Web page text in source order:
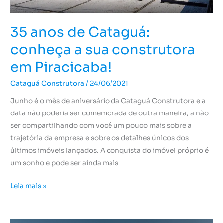
35 anos de Cataguá:
conheça a sua construtora
em Piracicaba!
Cataguá Construtora / 24/06/2021
Junho é o mês de aniversário da Cataguá Construtora e a
data não poderia ser comemorada de outra maneira, a não
ser compartilhando com você um pouco mais sobre a
trajetória da empresa e sobre os detalhes únicos dos
últimos imóveis lançados. A conquista do imóvel próprio é
um sonho e pode ser ainda mais
Leia mais »